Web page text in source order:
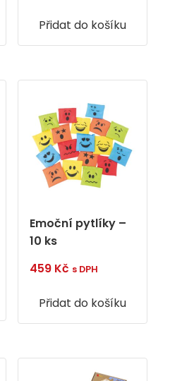
Přidat do košíku
Emoční pytlíky –
10 ks
459 Kč s DPH
Přidat do košíku